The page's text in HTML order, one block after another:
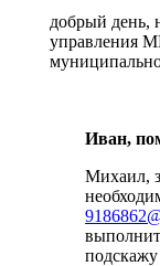
добрый день,
управления
Иван,
Михаил,